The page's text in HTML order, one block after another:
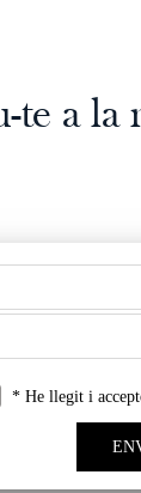
te a la
* He llegit i